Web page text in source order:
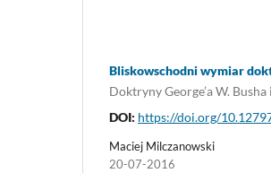
Bliskowschodni wymiar
Doktryny George’a W.
DOI: https://doi.org/
Maciej Milczanowski
20-07-2016